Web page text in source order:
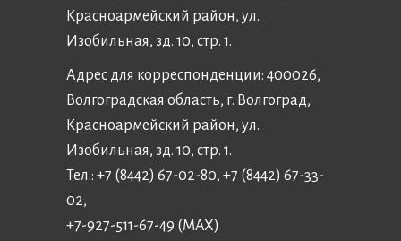
Красноармейский район, ул.
Изобильная, зд. 10, стр. 1.
Адрес для корреспонденции: 400026,
Волгоградская область, г. Волгоград,
Красноармейский район, ул.
Изобильная, зд. 10, стр. 1.
Тел.: +7 (8442) 67-02-80, +7 (8442) 67-33-
02,
+7-927-511-67-49 (MAX)